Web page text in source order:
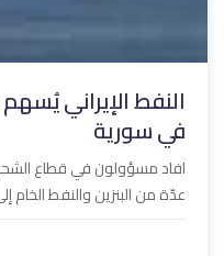
النفط الإيراني
في سورية
افاد مسؤولون في قطاع
عدّة من البنزين والنفط الخام